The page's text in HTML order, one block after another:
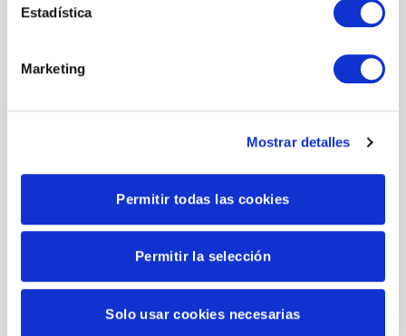
Estadística
Marketing
Mostrar detalles
Permitir todas las cookies
Permitir la selección
Solo usar cookies necesarias